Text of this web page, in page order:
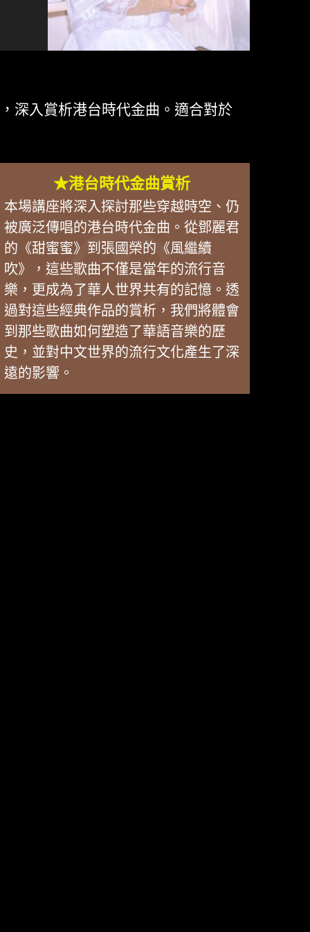
深入賞析港台時代金曲。適合對於
★港台時代金曲賞析
本場講座將深入探討那些穿越時空、仍
被廣泛傳唱的港台時代金曲。從鄧麗君
的《甜蜜蜜》到張國榮的《風繼續
吹》，這些歌曲不僅是當年的流行音
樂，更成為了華人世界共有的記憶。透
過對這些經典作品的賞析，我們將體會
到那些歌曲如何塑造了華語音樂的歷
史，並對中文世界的流行文化產生了深
遠的影響。